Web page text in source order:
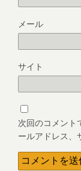
メール
サイト
次回のコメント
ールアドレス、